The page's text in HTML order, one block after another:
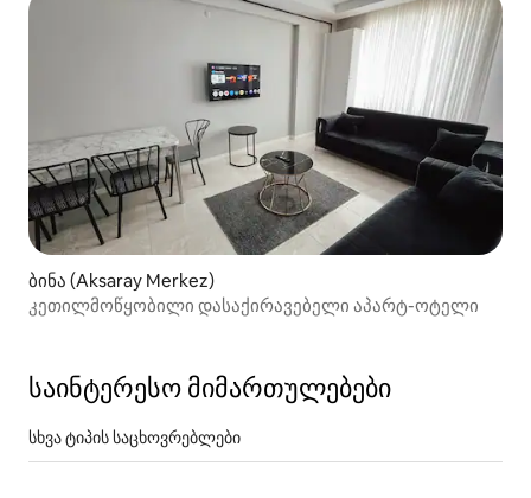
ბინა (Aksaray Merkez)
კეთილმოწყობილი დასაქირავებელი აპარტ-ოტელი
საინტერესო მიმართულებები
სხვა ტიპის საცხოვრებლები